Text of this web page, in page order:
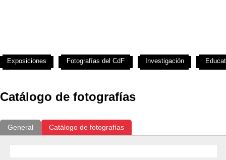
Catálogo de fotografías
General Catálogo de fotografías
Exposiciones Fotografías del CdF Investigación